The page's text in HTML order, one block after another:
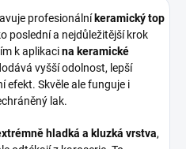
profesionální keramický top
poslední a nejdůležitější krok
k aplikacina keramické
vyšší odolnost, lepší
efekt. Skvěle ale funguje i
lak.
hladká a kluzká vrstva,